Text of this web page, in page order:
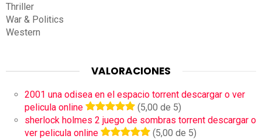
Thriller
War & Politics
Western
VALORACIONES
2001 una odisea en el espacio torrent descargar o ver
pelicula online
(5,00 de 5)
sherlock holmes 2 juego de sombras torrent descargar o
ver pelicula online
(5,00 de 5)